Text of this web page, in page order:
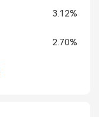
3.12%
2.70%